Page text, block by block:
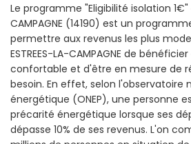
Le programme "Eligibilité isolation 1€"
CAMPAGNE (14190) est un
permettre aux revenus les plus
ESTREES-LA-CAMPAGNE de
confortable et d'être en mesure de
besoin. En effet, selon l'observatoire
énergétique (ONEP), une personne
précarité énergétique lorsque ses
dépasse 10% de ses revenus. L'on